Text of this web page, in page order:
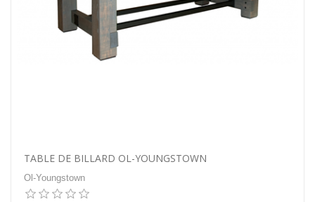
TABLE DE BILLARD OL-YOUNGSTOWN
Ol-Youngstown